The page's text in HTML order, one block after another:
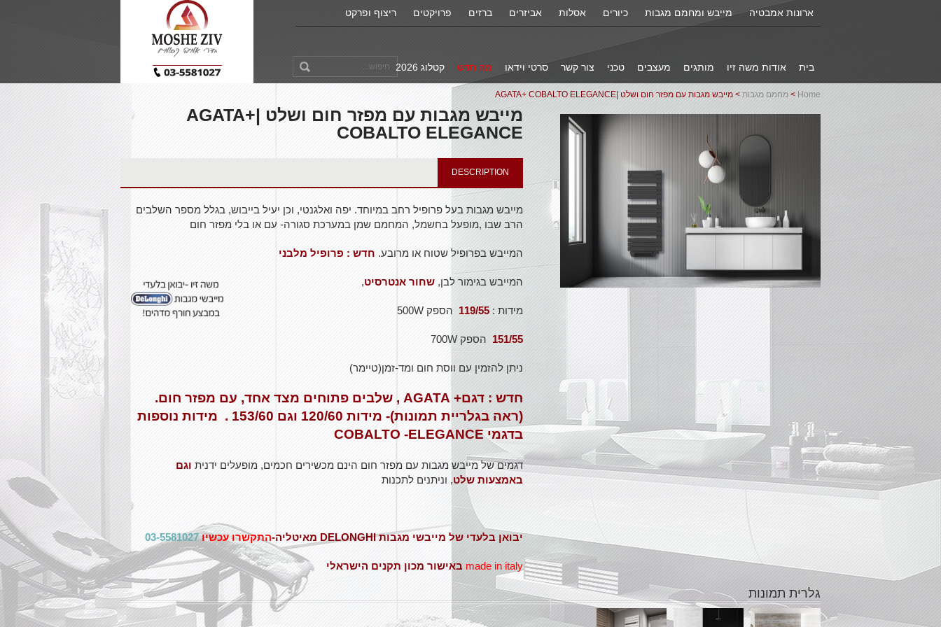
ארונות אמבטיה מייבש ומחמם מגבות כיורים אסלות אביזרים ברזים פרויקטים ריצוף ופרקט
קטלוג 2026 מה חדש סרטי וידאו צור קשר טכני מעצבים מותגים אודות משה זיו בית
Home
> מחמם מגבות > מייבש מגבות עם מפזר חום ושלט |AGATA+ COBALTO ELEGANCE
מייבש מגבות עם מפזר חום ושלט |AGATA+
COBALTO ELEGANCE
DESCRIPTION
מייבש מגבות בעל פרופיל רחב במיוחד. יפה ואלגנטי, וכן יעיל בייבוש, בגלל מספר השלבים
הרב שבו ,מופעל בחשמל, המחמם שמן במערכת סגורה- עם או בלי מפזר חום
המייבש בפרופיל שטוח או מרובע. חדש : פרופיל מלבני
המייבש בגימור לבן, שחור אנטרסיט,
מידות : 119/55 הספק 500W
151/55 הספק 700W
ניתן להזמין עם ווסת חום ומד-זמן(טיימר)
חדש : דגם+ AGATA , שלבים פתוחים מצד אחד, עם מפזר חום.
(ראה בגלריית תמונות)- מידות 120/60 וגם 153/60 . מידות נוספות
בדגמי COBALTO -ELEGANCE
דגמים של מייבש מגבות עם מפזר חום הינם מכשירים חכמים, מופעלים ידנית וגם
באמצעות שלט, וניתנים לתכנות
יבואן בלעדי של מייבשי מגבות DELONGHI מאיטליה- התקשרו עכשיו03-5581027
made in italy באישור מכון תקנים הישראלי
גלרית תמונות